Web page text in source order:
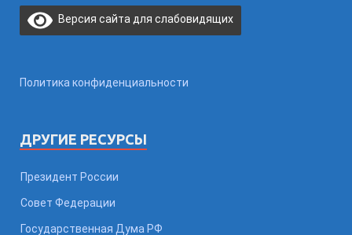
Версия сайта для слабовидящих
Политика конфиденциальности
ДРУГИЕ РЕСУРСЫ
Президент России
Совет Федерации
Государственная Дума РФ